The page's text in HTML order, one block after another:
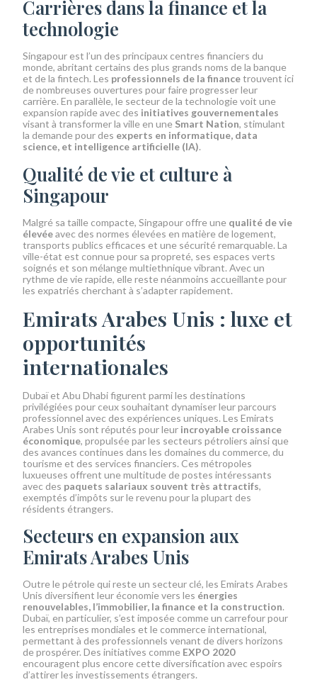
Carrières dans la finance et la
technologie
Singapour est l’un des principaux centres financiers du
monde, abritant certains des plus grands noms de la banque
et de la fintech. Les professionnels de la financetrouvent ici
de nombreuses ouvertures pour faire progresser leur
carrière. En parallèle, le secteur de la technologie voit une
expansion rapide avec des initiatives gouvernementales
visant à transformer la ville en une Smart Nation, stimulant
la demande pour des experts en informatique, data
science, et intelligence artificielle (IA).
Qualité de vie et culture à
Singapour
Malgré sa taille compacte, Singapour offre une qualité de vie
élevéeavec des normes élevées en matière de logement,
transports publics efficaces et une sécurité remarquable. La
ville-état est connue pour sa propreté, ses espaces verts
soignés et son mélange multiethnique vibrant. Avec un
rythme de vie rapide, elle reste néanmoins accueillante pour
les expatriés cherchant à s’adapter rapidement.
Emirats Arabes Unis : luxe et
opportunités
internationales
Dubaï et Abu Dhabi figurent parmi les destinations
privilégiées pour ceux souhaitant dynamiser leur parcours
professionnel avec des expériences uniques. Les Emirats
Arabes Unis sont réputés pour leur incroyable croissance
économique, propulsée par les secteurs pétroliers ainsi que
des avances continues dans les domaines du commerce, du
tourisme et des services financiers. Ces métropoles
luxueuses offrent une multitude de postes intéressants
avec des paquets salariaux souvent très attractifs,
exemptés d’impôts sur le revenu pour la plupart des
résidents étrangers.
Secteurs en expansion aux
Emirats Arabes Unis
Outre le pétrole qui reste un secteur clé, les Emirats Arabes
Unis diversifient leur économie vers les énergies
renouvelables, l’immobilier, la finance et la construction.
Dubaï, en particulier, s’est imposée comme un carrefour pour
les entreprises mondiales et le commerce international,
permettant à des professionnels venant de divers horizons
de prospérer. Des initiatives comme EXPO 2020
encouragent plus encore cette diversification avec espoirs
d’attirer les investissements étrangers.